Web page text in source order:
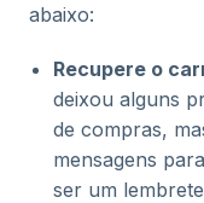
abaixo:
Recupere o
deixou alguns
de compras,
mensagens
ser um